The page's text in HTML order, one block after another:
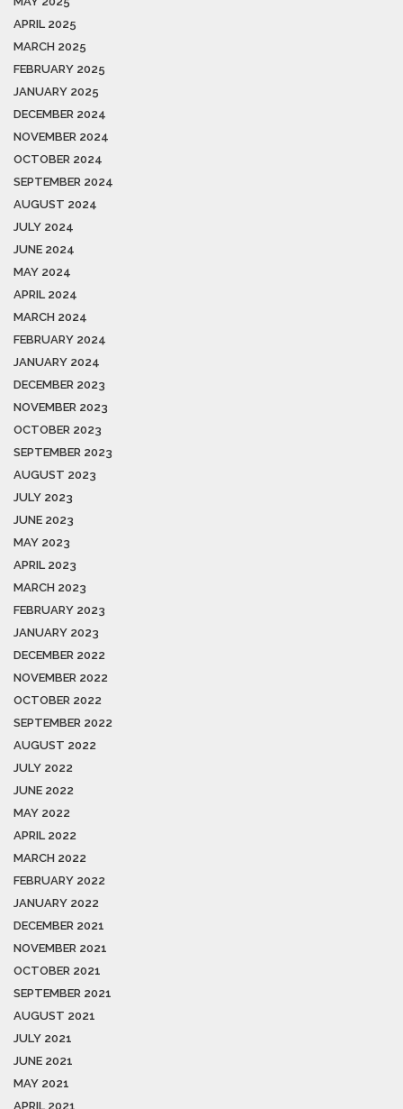
APRIL 2025
MARCH 2025
FEBRUARY 2025
JANUARY 2025
DECEMBER 2024
NOVEMBER 2024
OCTOBER 2024
SEPTEMBER 2024
AUGUST 2024
JULY 2024
JUNE 2024
MAY 2024
APRIL 2024
MARCH 2024
FEBRUARY 2024
JANUARY 2024
DECEMBER 2023
NOVEMBER 2023
OCTOBER 2023
SEPTEMBER 2023
AUGUST 2023
JULY 2023
JUNE 2023
MAY 2023
APRIL 2023
MARCH 2023
FEBRUARY 2023
JANUARY 2023
DECEMBER 2022
NOVEMBER 2022
OCTOBER 2022
SEPTEMBER 2022
AUGUST 2022
JULY 2022
JUNE 2022
MAY 2022
APRIL 2022
MARCH 2022
FEBRUARY 2022
JANUARY 2022
DECEMBER 2021
NOVEMBER 2021
OCTOBER 2021
SEPTEMBER 2021
AUGUST 2021
JULY 2021
JUNE 2021
MAY 2021
APRIL 2021